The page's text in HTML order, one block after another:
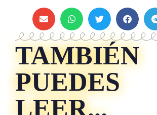
TAMBIÉN
PUEDES
LEER...